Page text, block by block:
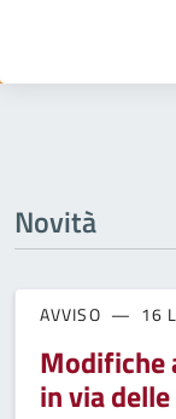
Novità
AVVISO 16
Modifiche
in via